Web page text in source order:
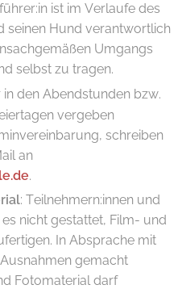
ist im Verlaufe des
seinen Hund verantwortlich
Umgangs
selbst zu tragen.
in den Abendstunden bzw.
vergeben
schreiben
an
.
: Teilnehmern:innen und
nicht gestattet, Film- und
In Absprache mit
gemacht
Fo­tomaterial darf